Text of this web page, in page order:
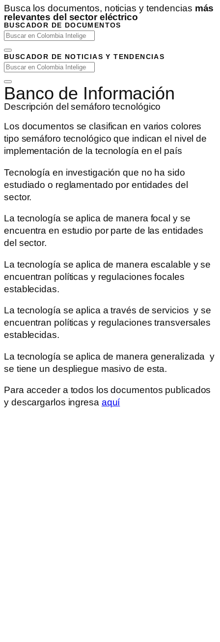
Busca los documentos, noticias y tendencias más
relevantes del sector eléctrico
BUSCADOR DE DOCUMENTOS
BUSCADOR DE NOTICIAS Y TENDENCIAS
Banco de Información
Descripción del semáforo tecnológico
Los documentos se clasifican en varios colores
tipo semáforo tecnológico que indican el nivel de
implementación de la tecnología en el país
Tecnología en investigación que no ha sido
estudiado o reglamentado por entidades del
sector.
La tecnología se aplica de manera focal y se
encuentra en estudio por parte de las entidades
del sector.
La tecnología se aplica de manera escalable y se
encuentran políticas y regulaciones focales
establecidas.
La tecnología se aplica a través de servicios y se
encuentran políticas y regulaciones transversales
establecidas.
La tecnología se aplica de manera generalizada y
se tiene un despliegue masivo de esta.
Para acceder a todos los documentos publicados
y descargarlos ingresa aquí